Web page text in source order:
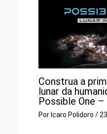
Construa a
lunar da
Possible One
Por Icaro Polidoro /